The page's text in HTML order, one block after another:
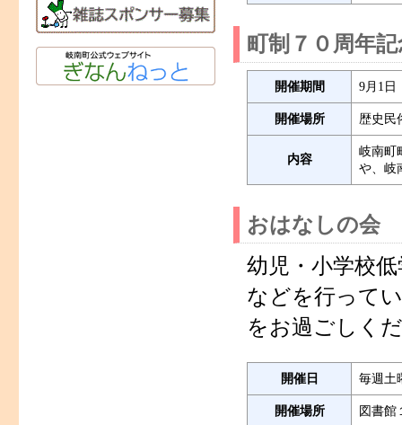
町制７０周年
開催期間 9月1日
開催場所 歴史民
内容
岐南町
や、岐
おはなしの会
幼児・小学校
などを行って
をお過ごしく
開催日 毎週土
開催場所 図書館